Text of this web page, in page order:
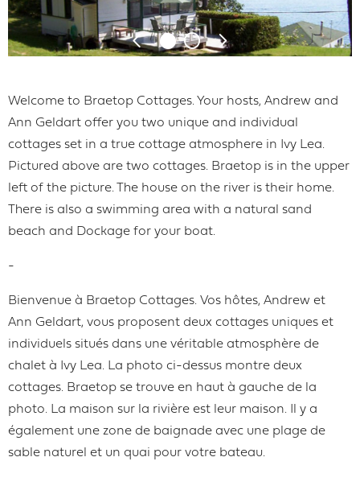
Welcome to Braetop Cottages. Your hosts, Andrew and
Ann Geldart offer you two unique and individual
cottages set in a true cottage atmosphere in Ivy Lea.
Pictured above are two cottages. Braetop is in the upper
left of the picture. The house on the river is their home.
There is also a swimming area with a natural sand
beach and Dockage for your boat.
-
Bienvenue à Braetop Cottages. Vos hôtes, Andrew et
Ann Geldart, vous proposent deux cottages uniques et
individuels situés dans une véritable atmosphère de
chalet à Ivy Lea. La photo ci-dessus montre deux
cottages. Braetop se trouve en haut à gauche de la
photo. La maison sur la rivière est leur maison. Il y a
également une zone de baignade avec une plage de
sable naturel et un quai pour votre bateau.